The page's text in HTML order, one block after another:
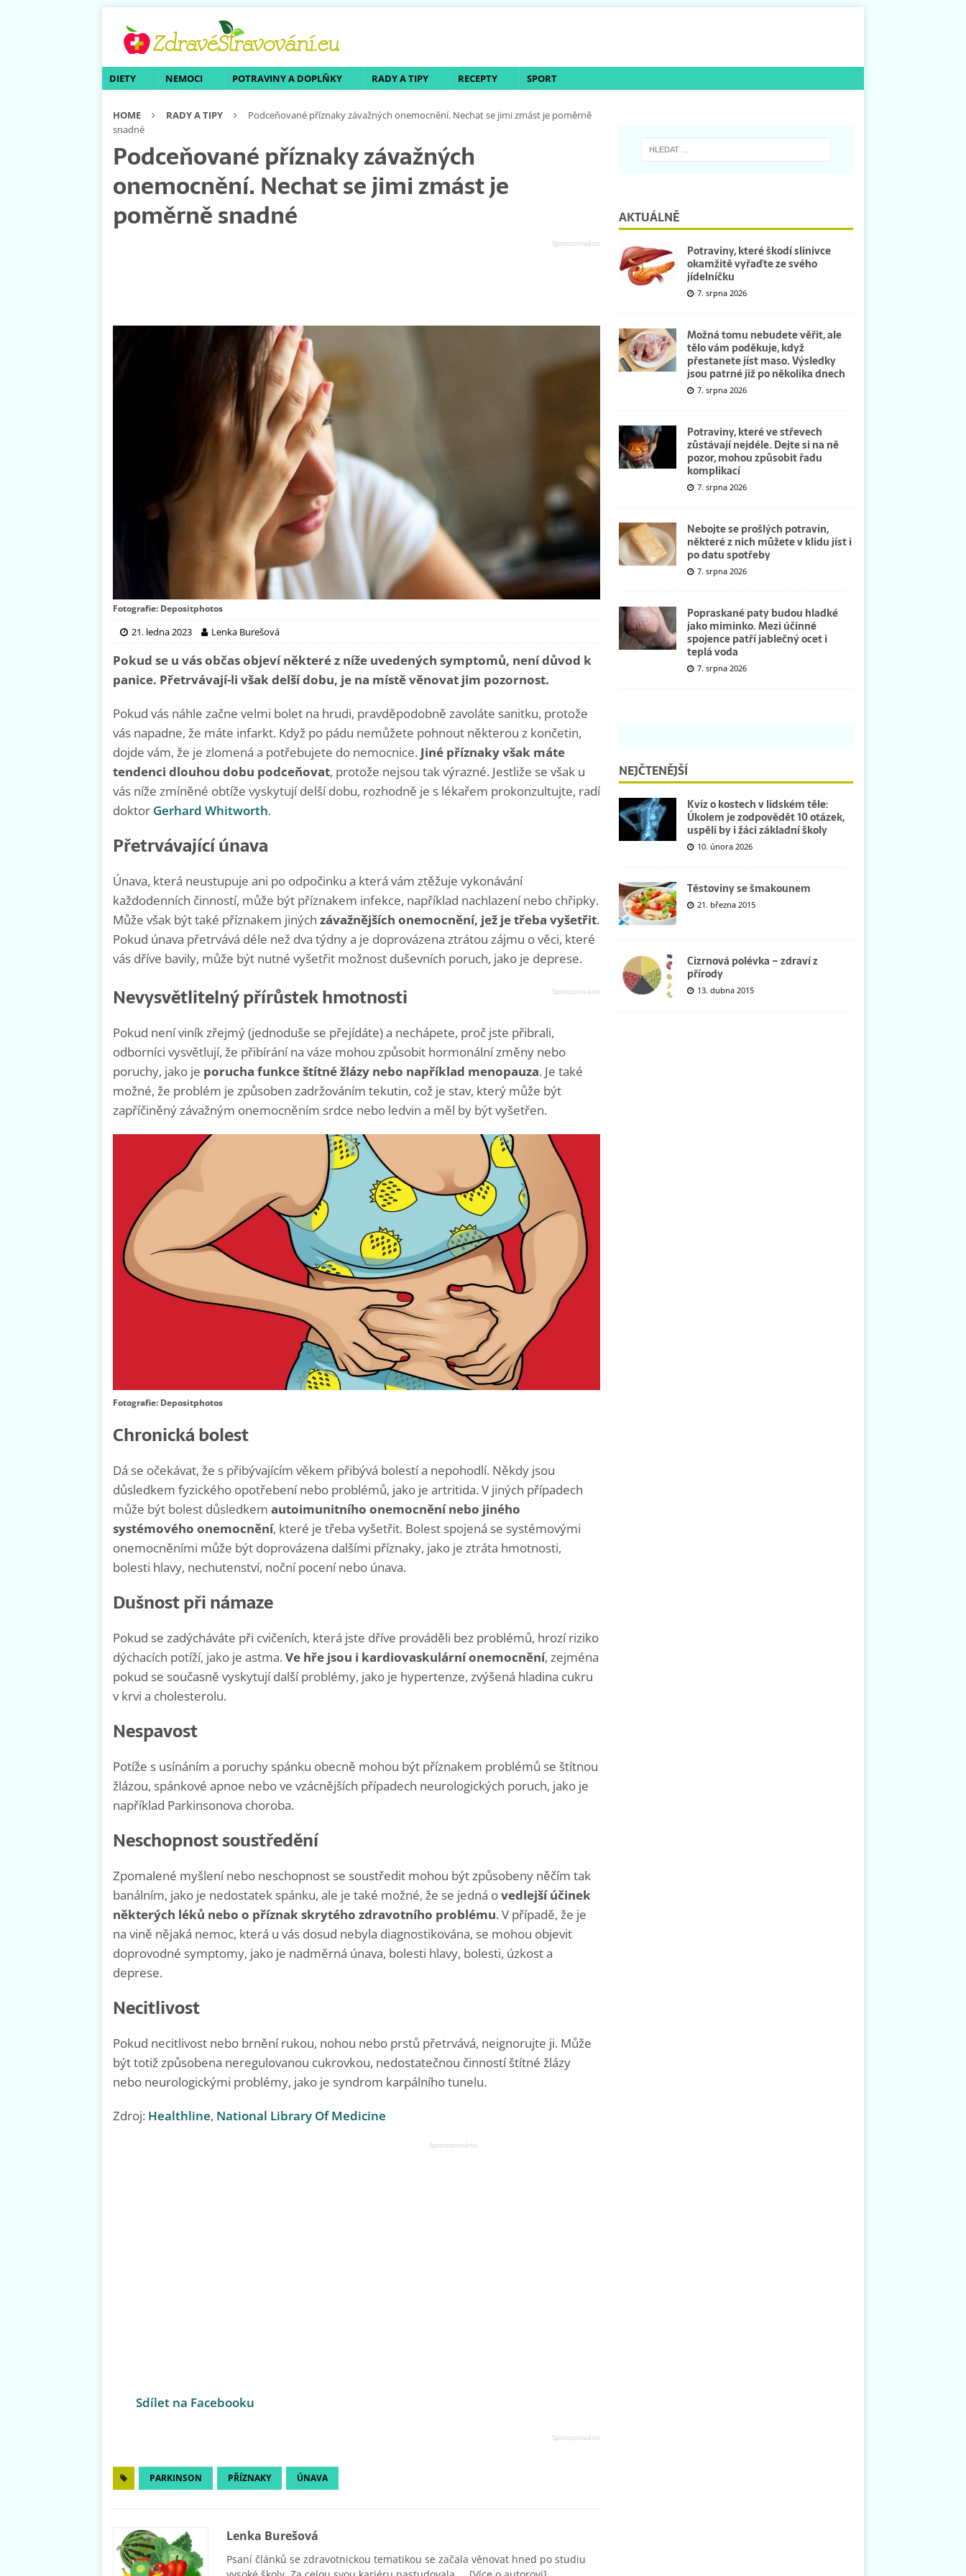
DIETY NEMOCI POTRAVINY A DOPLŇKY RADY A TIPY RECEPTY SPORT
HOME RADY A TIPY
Podceňované příznaky závažných onemocnění. Nechat se jimi zmást je poměrně
snadné
Podceňované příznaky závažných
onemocnění. Nechat se jimi zmást je
poměrně snadné
Fotografie: Depositphotos
21. ledna 2023 Lenka Burešová
Pokud se u vás občas objeví některé z níže uvedených symptomů, není důvod k
panice. Přetrvávají-li však delší dobu, je na místě věnovat jim pozornost.
Pokud vás náhle začne velmi bolet na hrudi, pravděpodobně zavoláte sanitku, protože
vás napadne, že máte infarkt. Když po pádu nemůžete pohnout některou z končetin,
dojde vám, že je zlomená a potřebujete do nemocnice. Jiné příznaky však máte
tendenci dlouhou dobu podceňovat, protože nejsou tak výrazné. Jestliže se však u
vás níže zmíněné obtíže vyskytují delší dobu, rozhodně je s lékařem prokonzultujte, radí
doktor Gerhard Whitworth.
Přetrvávající únava
Únava, která neustupuje ani po odpočinku a která vám ztěžuje vykonávání
každodenních činností, může být příznakem infekce, například nachlazení nebo chřipky.
Může však být také příznakem jiných závažnějších onemocnění, jež je třeba vyšetřit.
Pokud únava přetrvává déle než dva týdny a je doprovázena ztrátou zájmu o věci, které
vás dříve bavily, může být nutné vyšetřit možnost duševních poruch, jako je deprese.
Nevysvětlitelný přírůstek hmotnosti
Pokud není viník zřejmý (jednoduše se přejídáte) a nechápete, proč jste přibrali,
odborníci vysvětlují, že přibírání na váze mohou způsobit hormonální změny nebo
poruchy, jako je porucha funkce štítné žlázy nebo například menopauza. Je také
možné, že problém je způsoben zadržováním tekutin, což je stav, který může být
zapříčiněný závažným onemocněním srdce nebo ledvin a měl by být vyšetřen.
Fotografie: Depositphotos
Chronická bolest
Dá se očekávat, že s přibývajícím věkem přibývá bolestí a nepohodlí. Někdy jsou
důsledkem fyzického opotřebení nebo problémů, jako je artritida. V jiných případech
může být bolest důsledkem autoimunitního onemocnění nebo jiného
systémového onemocnění, které je třeba vyšetřit. Bolest spojená se systémovými
onemocněními může být doprovázena dalšími příznaky, jako je ztráta hmotnosti,
bolesti hlavy, nechutenství, noční pocení nebo únava.
Dušnost při námaze
Pokud se zadýcháváte při cvičeních, která jste dříve prováděli bez problémů, hrozí riziko
dýchacích potíží, jako je astma. Ve hře jsou i kardiovaskulární onemocnění, zejména
pokud se současně vyskytují další problémy, jako je hypertenze, zvýšená hladina cukru
v krvi a cholesterolu.
Nespavost
Potíže s usínáním a poruchy spánku obecně mohou být příznakem problémů se štítnou
žlázou, spánkové apnoe nebo ve vzácnějších případech neurologických poruch, jako je
například Parkinsonova choroba.
Neschopnost soustředění
Zpomalené myšlení nebo neschopnost se soustředit mohou být způsobeny něčím tak
banálním, jako je nedostatek spánku, ale je také možné, že se jedná ovedlejší účinek
některých léků nebo o příznak skrytého zdravotního problému. V případě, že je
na vině nějaká nemoc, která u vás dosud nebyla diagnostikována, se mohou objevit
doprovodné symptomy, jako je nadměrná únava, bolesti hlavy, bolesti, úzkost a
deprese.
Necitlivost
Pokud necitlivost nebo brnění rukou, nohou nebo prstů přetrvává, neignorujte ji. Může
být totiž způsobena neregulovanou cukrovkou, nedostatečnou činností štítné žlázy
nebo neurologickými problémy, jako je syndrom karpálního tunelu.
Zdroj: Healthline, National Library Of Medicine
Sdílet na Facebooku
PARKINSON PŘÍZNAKY ÚNAVA
Lenka Burešová
Psaní článků se zdravotnickou tematikou se začala věnovat hned po studiu
AKTUÁLNĚ
Potraviny, které škodí slinivce
okamžitě vyřaďte ze svého
jídelníčku
7. srpna 2026
Možná tomu nebudete věřit, ale
tělo vám poděkuje, když
přestanete jíst maso. Výsledky
jsou patrné již po několika dnech
7. srpna 2026
Potraviny, které ve střevech
zůstávají nejdéle. Dejte si na ně
pozor, mohou způsobit řadu
komplikací
7. srpna 2026
Nebojte se prošlých potravin,
některé z nich můžete v klidu jíst i
po datu spotřeby
7. srpna 2026
Popraskané paty budou hladké
jako miminko. Mezi účinné
spojence patří jablečný ocet i
teplá voda
7. srpna 2026
NEJČTENĚJŠÍ
Kvíz o kostech v lidském těle:
Úkolem je zodpovědět 10 otázek,
uspěli by i žáci základní školy
10. února 2026
Těstoviny se šmakounem
21. března 2015
Cizrnová polévka – zdraví z
přírody
13. dubna 2015